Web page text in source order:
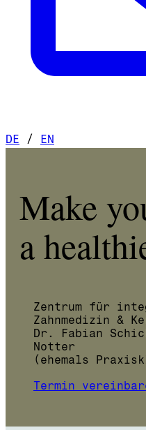
DE / EN
Make
a
Zentrum für
Zahn­medizin &
Dr. Fabian
Notter
(ehemals
Termin